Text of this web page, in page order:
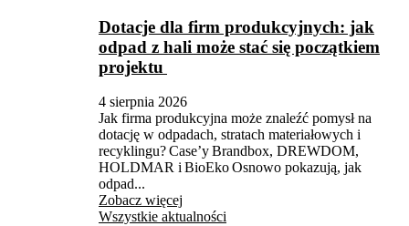
Dotacje dla firm produkcyjnych: jak
odpad z hali może stać się początkiem
projektu
4 sierpnia 2026
Jak firma produkcyjna może znaleźć pomysł na
dotację w odpadach, stratach materiałowych i
recyklingu? Case’y Brandbox, DREWDOM,
HOLDMAR i BioEko Osnowo pokazują, jak
odpad...
Zobacz więcej
Wszystkie aktualności